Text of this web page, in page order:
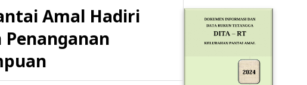
Amal Hadiri
Penanganan